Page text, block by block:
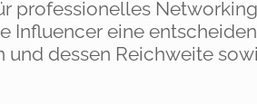
professionelles
Influencer eine
dessen Reichweite